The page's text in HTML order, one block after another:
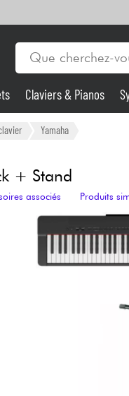
Claviers & Pianos
Yamaha
+ Stand
associés Produits